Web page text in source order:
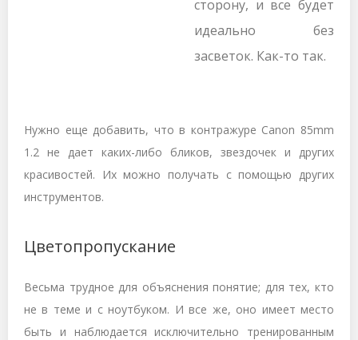
сторону, и все будет
идеально без
засветок. Как-то так.
Нужно еще добавить, что в контражуре Canon 85mm
1.2 не дает каких-либо бликов, звездочек и других
красивостей. Их можно получать с помощью других
инструментов.
Цветопропускание
Весьма трудное для объяснения понятие; для тех, кто
не в теме и с ноутбуком. И все же, оно имеет место
быть и наблюдается исключительно тренированным